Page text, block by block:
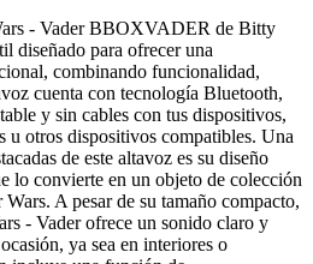
- Vader BBOXVADER de Bitty
diseñado para ofrecer una
combinando funcionalidad,
cuenta con tecnología Bluetooth,
y sin cables con tus dispositivos,
u otros dispositivos compatibles. Una
de este altavoz es su diseño
lo convierte en un objeto de colección
A pesar de su tamaño compacto,
- Vader ofrece un sonido claro y
ya sea en interiores o